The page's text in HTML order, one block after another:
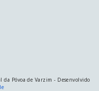
Póvoa de Varzim - Desenvolvido